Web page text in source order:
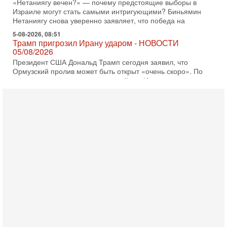
«Нетаниягу вечен?» — почему предстоящие выборы в
Израиле могут стать самыми интригующими? Биньямин
Нетаниягу снова уверенно заявляет, что победа на
5-08-2026, 08:51
Трамп пригрозил Ирану ударом - НОВОСТИ
05/08/2026
Президент США Дональд Трамп сегодня заявил, что
Ормузский пролив может быть открыт «очень скоро». По
его словам, если этого не произойдет, Иран ждет